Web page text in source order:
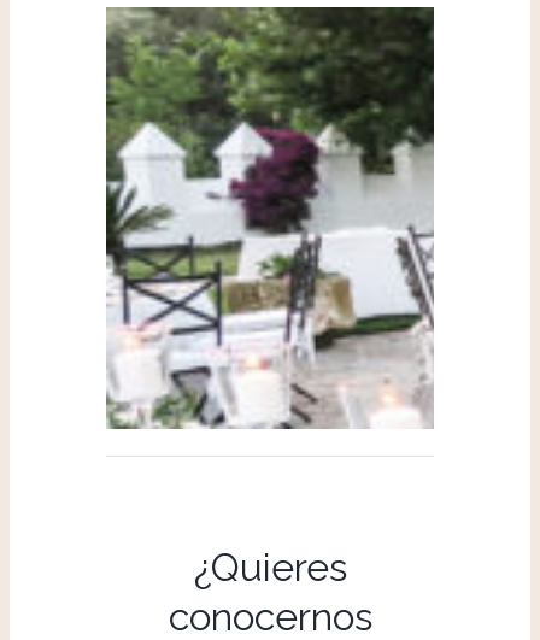
¿Quieres
conocernos